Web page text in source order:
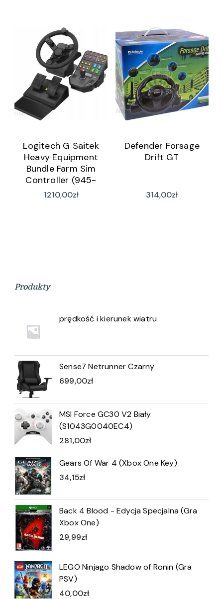
Logitech G Saitek
Heavy Equipment
Bundle Farm Sim
Controller (945-
000062)
1210,00zł
Defender Forsage
Drift GT
314,00zł
Produkty
prędkość i kierunek wiatru
Sense7 Netrunner Czarny
699,00zł
MSI Force GC30 V2 Biały
(S1043G0040EC4)
281,00zł
Gears Of War 4 (Xbox One Key)
34,15zł
Back 4 Blood - Edycja Specjalna (Gra
Xbox One)
29,99zł
LEGO Ninjago Shadow of Ronin (Gra
PSV)
40,00zł